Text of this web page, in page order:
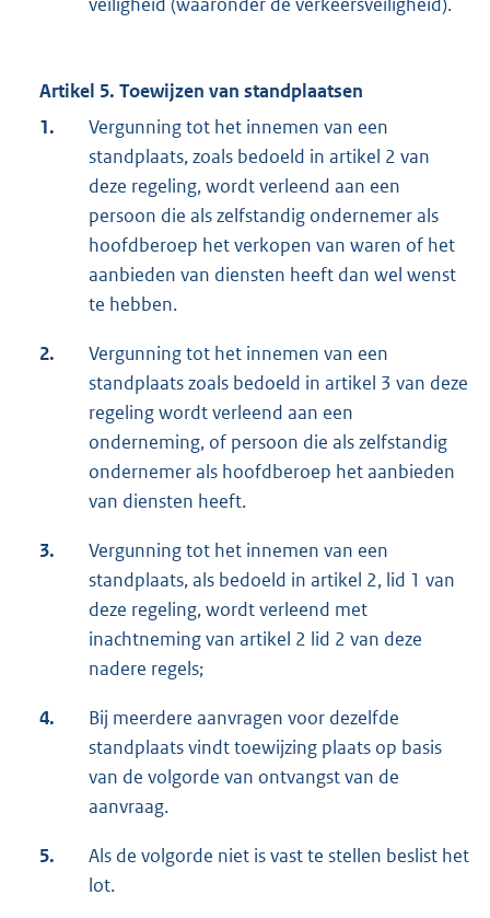
Artikel 5. Toewijzen van standplaatsen
1.
Vergunning tot het innemen van een
standplaats, zoals bedoeld in artikel 2 van
deze regeling, wordt verleend aan een
persoon die als zelfstandig ondernemer als
hoofdberoep het verkopen van waren of het
aanbieden van diensten heeft dan wel wenst
te hebben.
2.
Vergunning tot het innemen van een
standplaats zoals bedoeld in artikel 3 van deze
regeling wordt verleend aan een
onderneming, of persoon die als zelfstandig
ondernemer als hoofdberoep het aanbieden
van diensten heeft.
3.
Vergunning tot het innemen van een
standplaats, als bedoeld in artikel 2, lid 1 van
deze regeling, wordt verleend met
inachtneming van artikel 2 lid 2 van deze
nadere regels;
4.
Bij meerdere aanvragen voor dezelfde
standplaats vindt toewijzing plaats op basis
van de volgorde van ontvangst van de
aanvraag.
5.
Als de volgorde niet is vast te stellen beslist het
lot.